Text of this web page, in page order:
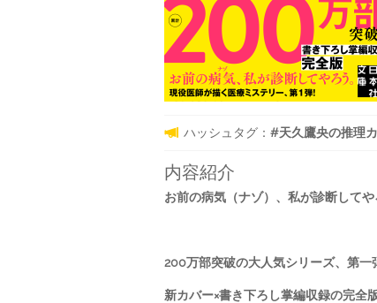
ハッシュタグ： #天久鷹央の推理
内容紹介
お前の病気（ナゾ）、私が診断してや
200万部突破の大人気シリーズ、第一
新カバー×書き下ろし掌編収録の完全